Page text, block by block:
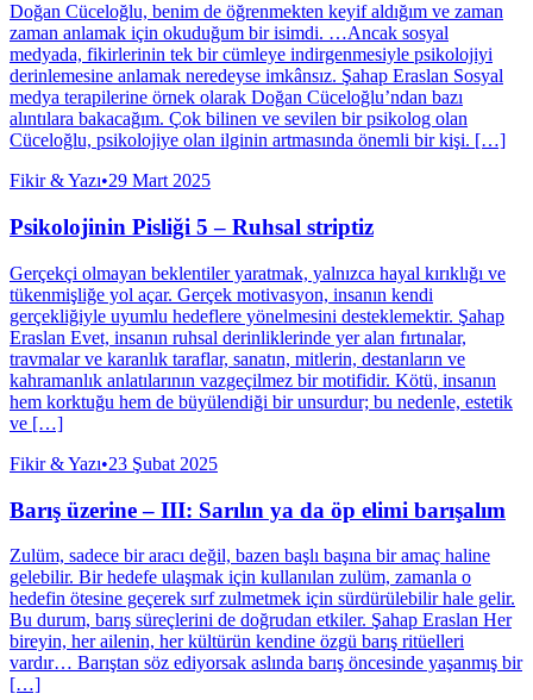
Doğan Cüceloğlu, benim de öğrenmekten keyif aldığım ve zaman
zaman anlamak için okuduğum bir isimdi. …Ancak sosyal
medyada, fikirlerinin tek bir cümleye indirgenmesiyle psikolojiyi
derinlemesine anlamak neredeyse imkânsız. Şahap Eraslan Sosyal
medya terapilerine örnek olarak Doğan Cüceloğlu’ndan bazı
alıntılara bakacağım. Çok bilinen ve sevilen bir psikolog olan
Cüceloğlu, psikolojiye olan ilginin artmasında önemli bir kişi. […]
Fikir & Yazı•29 Mart 2025
Psikolojinin Pisliği 5 – Ruhsal striptiz
Gerçekçi olmayan beklentiler yaratmak, yalnızca hayal kırıklığı ve
tükenmişliğe yol açar. Gerçek motivasyon, insanın kendi
gerçekliğiyle uyumlu hedeflere yönelmesini desteklemektir. Şahap
Eraslan Evet, insanın ruhsal derinliklerinde yer alan fırtınalar,
travmalar ve karanlık taraflar, sanatın, mitlerin, destanların ve
kahramanlık anlatılarının vazgeçilmez bir motifidir. Kötü, insanın
hem korktuğu hem de büyülendiği bir unsurdur; bu nedenle, estetik
ve […]
Fikir & Yazı•23 Şubat 2025
Barış üzerine – III: Sarılın ya da öp elimi barışalım
Zulüm, sadece bir aracı değil, bazen başlı başına bir amaç haline
gelebilir. Bir hedefe ulaşmak için kullanılan zulüm, zamanla o
hedefin ötesine geçerek sırf zulmetmek için sürdürülebilir hale gelir.
Bu durum, barış süreçlerini de doğrudan etkiler. Şahap Eraslan Her
bireyin, her ailenin, her kültürün kendine özgü barış ritüelleri
vardır… Barıştan söz ediyorsak aslında barış öncesinde yaşanmış bir
[…]